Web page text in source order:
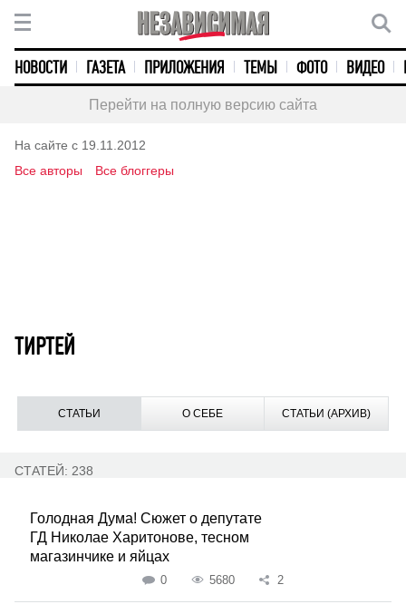
НОВОСТИ ГАЗЕТА ПРИЛОЖЕНИЯ ТЕМЫ ФОТО ВИДЕО
Перейти на полную версию сайта
На сайте с 19.11.2012
Все авторы
Все блоггеры
ТИРТЕЙ
СТАТЬИ О СЕБЕ СТАТЬИ (АРХИВ)
СТАТЕЙ: 238
Голодная Дума! Сюжет о депутате
ГД Николае Харитонове, тесном
магазинчике и яйцах
0 5680 2